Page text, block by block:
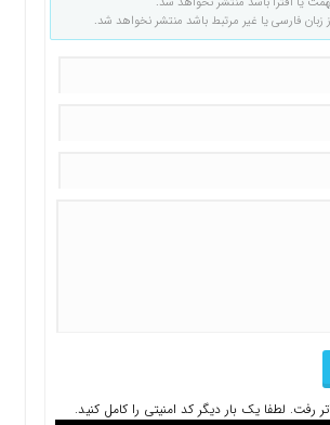
زبان فارسی یا غیر مرتبط باشد منتشر نخواهد شد.
رفت. لطفا یک بار دیگر کد امنیتی را کامل کنید.